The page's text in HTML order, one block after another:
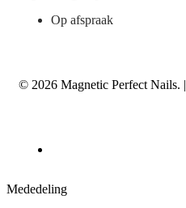
Op afspraak
© 2026 Magnetic Perfect Nails. |
Mededeling